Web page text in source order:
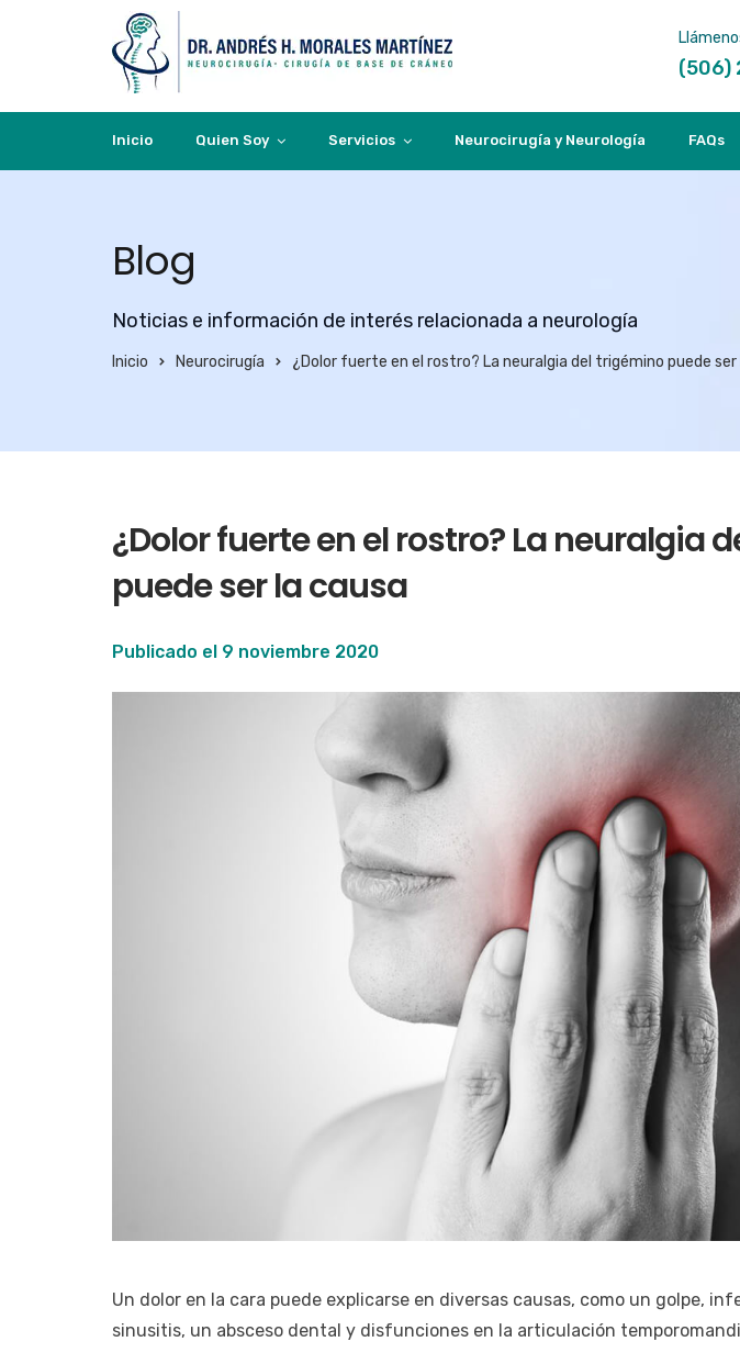
(506)
Inicio Quien Soy Servicios Neurocirugía y Neurología FAQs
Blog
Noticias e información de interés relacionada a neurología
Inicio Neurocirugía ¿Dolor fuerte en el rostro? La neuralgia del trigémino puede ser
¿Dolor fuerte en el rostro? La neuralgia
puede ser la causa
Publicado el 9 noviembre 2020
Un dolor en la cara puede explicarse en diversas causas, como un golpe,
sinusitis, un absceso dental y disfunciones en la articulación